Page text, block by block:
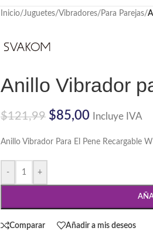
Inicio/Juguetes/Vibradores/ Para Parejas/
Anillo Vibrador
$121,99 $85,00 Incluye IVA
Anillo Vibrador Para El Pene Recargable
- +
Comparar Añadir a mis deseos